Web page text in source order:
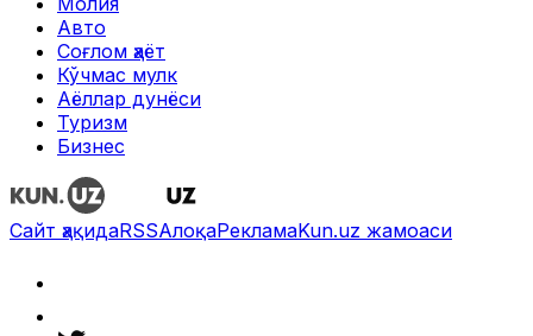
Авто
Соғлом ҳаёт
Кўчмас мулк
Аёллар дунёси
Туризм
Бизнес
Сайт ҳақидаRSSАлоқаРекламаKun.uz жамоаси